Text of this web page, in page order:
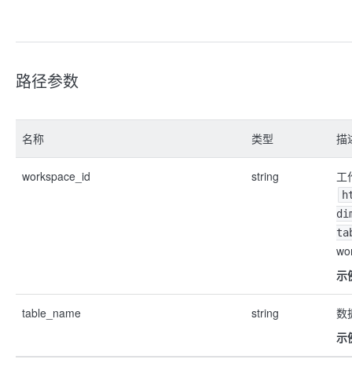
路径参数
名称 类型 描
workspace_id string 工
示
table_name string
数
示